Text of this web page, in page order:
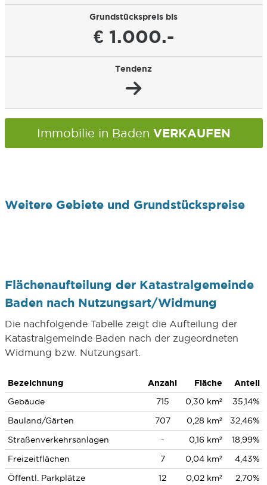
Grundstückspreis bis
€ 1.000.-
Tendenz
Immobilie in Baden VERKAUFEN
Weitere Gebiete und Grundstückspreise
Flächenaufteilung der Katastralgemeinde
Baden nach Nutzungsart/Widmung
Die nachfolgende Tabelle zeigt die Aufteilung der
Katastralgemeinde Baden nach der zugeordneten
Widmung bzw. Nutzungsart.
Bezeichnung Anzahl Fläche
Anteil
Gebäude
715 0,30 km²
35,14%
Bauland/Gärten
707 0,28 km²
32,46%
Straßenverkehrsanlagen
- 0,16 km²
18,99%
Freizeitflächen
7 0,04 km²
4,43%
Öffentl. Parkplätze
12 0,02 km² 2,70%